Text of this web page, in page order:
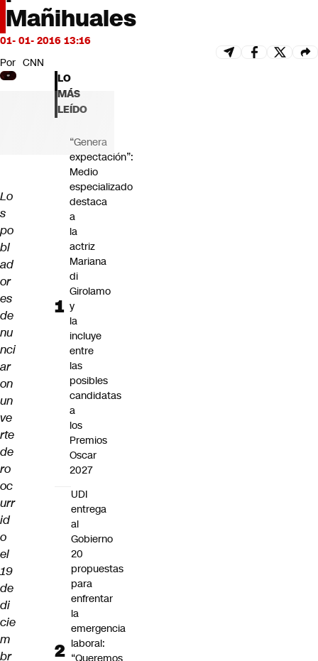
CNN Data
CNN tiempo
Futuro 360
Mañihuales
01- 01- 2016 13:16
Por CNN
Lo
s
po
bl
ad
or
es
de
nu
nci
ar
on
un
ve
rte
de
ro
oc
urr
id
o
el
19
de
di
cie
m
br
LO
MÁS
LEÍDO
“Genera
expectación”:
Medio
especializado
destaca
a
la
actriz
Mariana
di
Girolamo
y
la
incluye
entre
las
posibles
candidatas
a
los
Premios
Oscar
2027
UDI
entrega
al
Gobierno
20
propuestas
para
enfrentar
la
emergencia
laboral:
“Queremos